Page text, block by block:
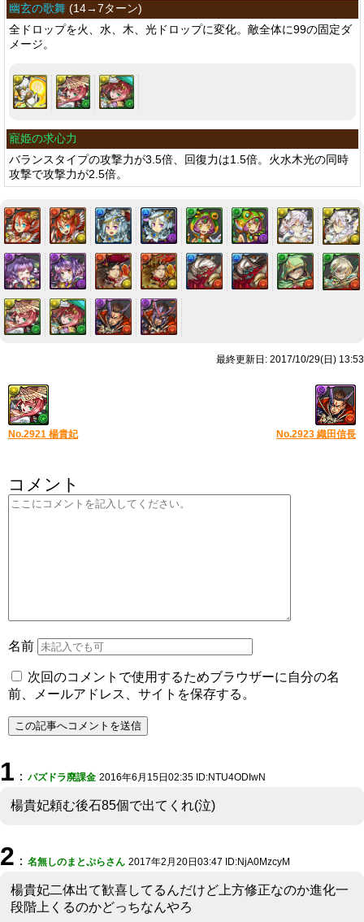
幽玄の歌舞 (14→7ターン)
全ドロップを火、水、木、光ドロップに変化。敵全体に99の固定ダ
メージ。
寵姫の求心力
バランスタイプの攻撃力が3.5倍、回復力は1.5倍。火水木光の同時
攻撃で攻撃力が2.5倍。
最終更新日: 2017/10/29(日) 13:53
No.2921 楊貴妃 No.2923 織田信長
コメント
名前
次回のコメントで使用するためブラウザーに自分の名
前、メールアドレス、サイトを保存する。
1 ： パズドラ廃課金 2016年6月15日02:35 ID:NTU4ODIwN
楊貴妃頼む後石85個で出てくれ(泣)
2 ： 名無しのまとぷらさん 2017年2月20日03:47 ID:NjA0MzcyM
楊貴妃二体出て歓喜してるんだけど上方修正なのか進化一
段階上くるのかどっちなんやろ